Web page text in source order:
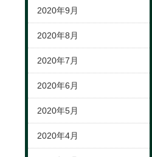
2020年9月
2020年8月
2020年7月
2020年6月
2020年5月
2020年4月